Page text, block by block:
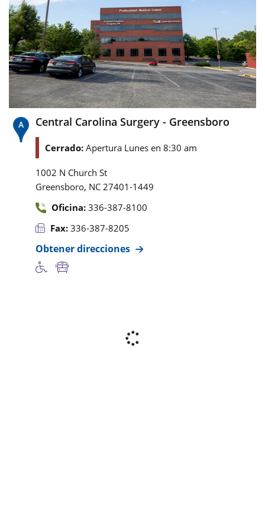
Central Carolina Surgery - Greensboro
Cerrado: Apertura Lunes en 8:30 am
1002 N Church St
Greensboro, NC 27401-1449
Oficina: 336-387-8100
Fax: 336-387-8205
Obtener direcciones